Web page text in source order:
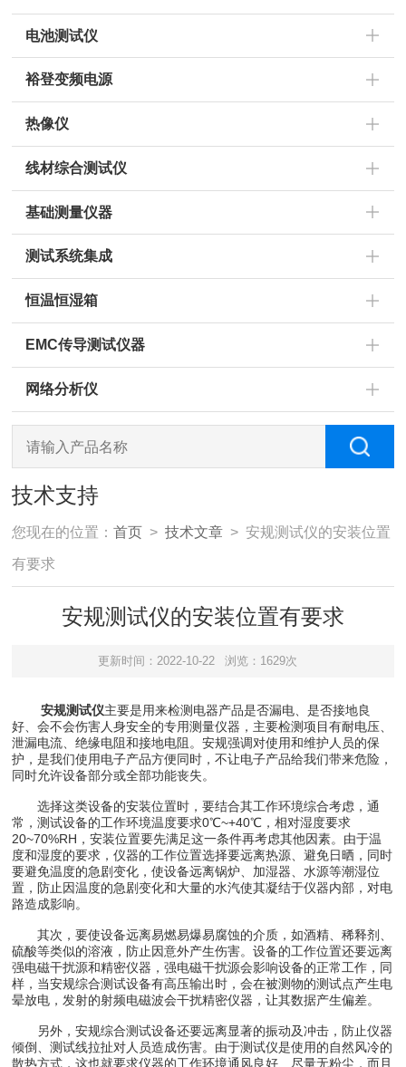
电池测试仪
裕登变频电源
热像仪
线材综合测试仪
基础测量仪器
测试系统集成
恒温恒湿箱
EMC传导测试仪器
网络分析仪
技术支持
您现在的位置：首页 >技术文章 > 安规测试仪的安装位置
有要求
安规测试仪的安装位置有要求
更新时间：2022-10-22 浏览：1629次
安规测试仪主要是用来检测电器产品是否漏电、是否接地良
好、会不会伤害人身安全的专用测量仪器，主要检测项目有耐电压、
泄漏电流、绝缘电阻和接地电阻。安规强调对使用和维护人员的保
护，是我们使用电子产品方便同时，不让电子产品给我们带来危险，
同时允许设备部分或全部功能丧失。
选择这类设备的安装位置时，要结合其工作环境综合考虑，通
常，测试设备的工作环境温度要求0℃~+40℃，相对湿度要求
20~70%RH，安装位置要先满足这一条件再考虑其他因素。由于温
度和湿度的要求，仪器的工作位置选择要远离热源、避免日晒，同时
要避免温度的急剧变化，使设备远离锅炉、加湿器、水源等潮湿位
置，防止因温度的急剧变化和大量的水汽使其凝结于仪器内部，对电
路造成影响。
其次，要使设备远离易燃易爆易腐蚀的介质，如酒精、稀释剂、
硫酸等类似的溶液，防止因意外产生伤害。设备的工作位置还要远离
强电磁干扰源和精密仪器，强电磁干扰源会影响设备的正常工作，同
样，当安规综合测试设备有高压输出时，会在被测物的测试点产生电
晕放电，发射的射频电磁波会干扰精密仪器，让其数据产生偏差。
另外，安规综合测试设备还要远离显著的振动及冲击，防止仪器
倾倒、测试线拉扯对人员造成伤害。由于测试仪是使用的自然风冷的
散热方式，这也就要求仪器的工作环境通风良好、尽量无粉尘，而且